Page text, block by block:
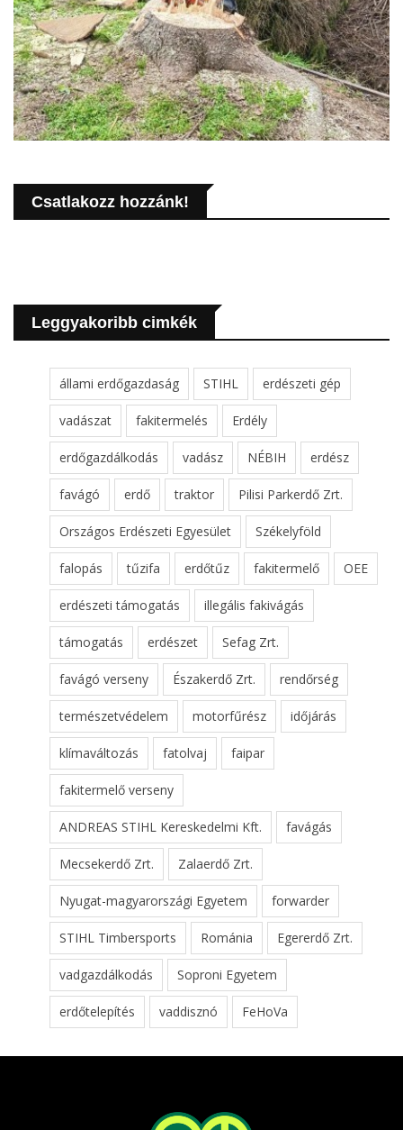
Csatlakozz hozzánk!
Leggyakoribb cimkék
állami erdőgazdaság STIHL erdészeti gép
vadászat fakitermelés Erdély
erdőgazdálkodás vadász NÉBIH erdész
favágó erdő traktor Pilisi Parkerdő Zrt.
Országos Erdészeti Egyesület Székelyföld
falopás tűzifa erdőtűz fakitermelő OEE
erdészeti támogatás illegális fakivágás
támogatás erdészet Sefag Zrt.
favágó verseny Északerdő Zrt. rendőrség
természetvédelem motorfűrész időjárás
klímaváltozás fatolvaj faipar
fakitermelő verseny
ANDREAS STIHL Kereskedelmi Kft. favágás
Mecsekerdő Zrt. Zalaerdő Zrt.
Nyugat-magyarországi Egyetem forwarder
STIHL Timbersports Románia Egererdő Zrt.
vadgazdálkodás Soproni Egyetem
erdőtelepítés vaddisznó FeHoVa